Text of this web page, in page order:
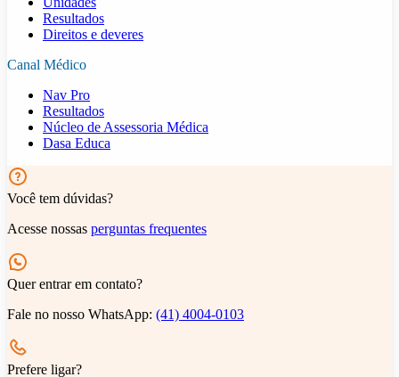
Resultados
Direitos e deveres
Canal Médico
Nav Pro
Resultados
Núcleo de Assessoria Médica
Dasa Educa
Você tem dúvidas?
Acesse nossas perguntas frequentes
Quer entrar em contato?
Fale no nosso WhatsApp: (41) 4004-0103
Prefere ligar?